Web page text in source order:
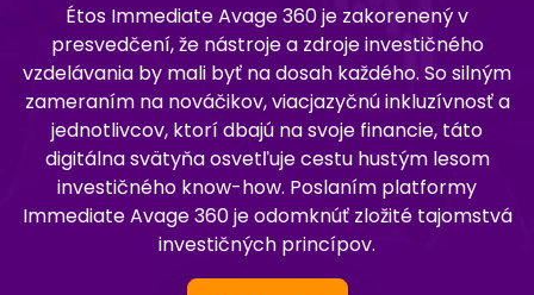
Étos Immediate Avage 360 je zakorenený v
presvedčení, že nástroje a zdroje investičného
vzdelávania by mali byť na dosah každého. So silným
zameraním na nováčikov, viacjazyčnú inkluzívnosť a
jednotlivcov, ktorí dbajú na svoje financie, táto
digitálna svätyňa osvetľuje cestu hustým lesom
investičného know-how. Poslaním platformy
Immediate Avage 360 je odomknúť zložité tajomstvá
investičných princípov.